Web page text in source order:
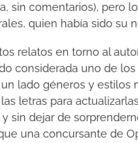
sin comentarios), pero
quien había sido su
relatos en torno al
considerada uno de
lado géneros y estilos
letras para
sin dejar de
una concursante de